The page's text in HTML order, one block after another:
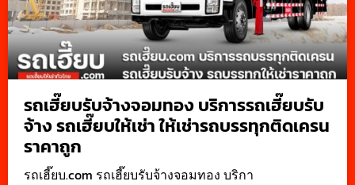
รถเฮี๊ยบรับจ้างจอมทอง บริการรถเฮี๊ยบรับ
จ้าง รถเฮี๊ยบให้เช่า ให้เช่ารถบรรทุกติดเครน
ราคาถูก
รถเฮี๊ยบ.com รถเฮี๊ยบรับจ้างจอมทอง บริกา